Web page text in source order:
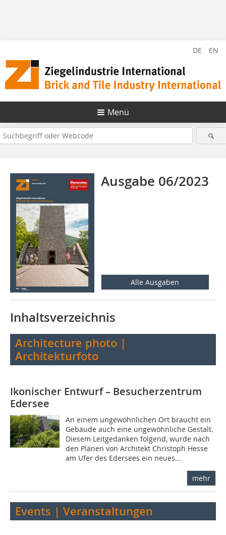
DE EN
Menü
Ausgabe 06/2023
Alle Ausgaben
Inhaltsverzeichnis
Architecture photo |
Architekturfoto
Ikonischer Entwurf – Besucherzentrum
Edersee
An einem ungewöhnlichen Ort braucht ein
Gebäude auch eine ungewöhnliche Gestalt.
Diesem Leitgedanken folgend, wurde nach
den Plänen von Architekt Christoph Hesse
am Ufer des Edersees ein neues...
mehr
Events | Veranstaltungen